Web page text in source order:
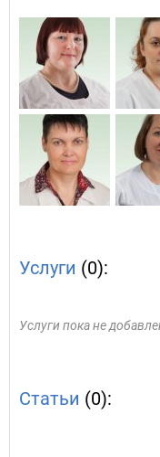
Услуги (0):
Услуги пока не
Статьи (0):